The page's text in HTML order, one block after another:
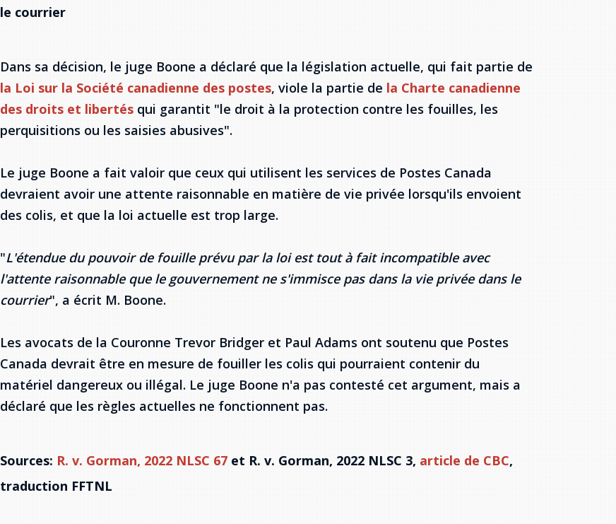
le courrier
Dans sa décision, le juge Boone a déclaré que la législation actuelle, qui fait partie de
la Loi sur la Société canadienne des postes, viole la partie de la Charte canadienne
des droits et libertésqui garantit "le droit à la protection contre les fouilles, les
perquisitions ou les saisies abusives".
Le juge Boone a fait valoir que ceux qui utilisent les services de Postes Canada
devraient avoir une attente raisonnable en matière de vie privée lorsqu'ils envoient
des colis, et que la loi actuelle est trop large.
"L'étendue du pouvoir de fouille prévu par la loi est tout à fait incompatible avec
l'attente raisonnable que le gouvernement ne s'immisce pas dans la vie privée dans le
courrier", a écrit M. Boone.
Les avocats de la Couronne Trevor Bridger et Paul Adams ont soutenu que Postes
Canada devrait être en mesure de fouiller les colis qui pourraient contenir du
matériel dangereux ou illégal. Le juge Boone n'a pas contesté cet argument, mais a
déclaré que les règles actuelles ne fonctionnent pas.
Sources: R. v. Gorman, 2022 NLSC 67et R. v. Gorman, 2022 NLSC 3, article de CBC,
traduction FFTNL